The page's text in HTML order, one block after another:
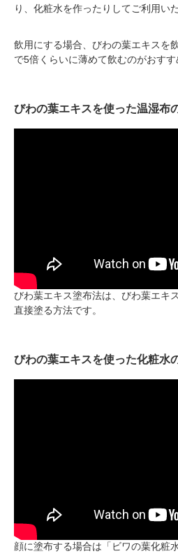
り、化粧水を作ったりしてご利用い
飲用にする場合、びわの葉エキスを
で5倍くらいに薄めて飲むのがおすす
びわの葉エキスを使った温湿布
びわ葉エキス塗布法は、びわ葉エキ
直接塗る方法です。
びわの葉エキスを使った化粧水
顔に塗布する場合は「ビワの葉化粧